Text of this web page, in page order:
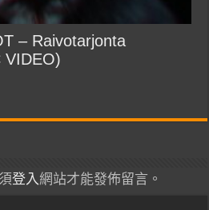
– Raivotarjonta
VIDEO)
登入網站才能發佈留言。